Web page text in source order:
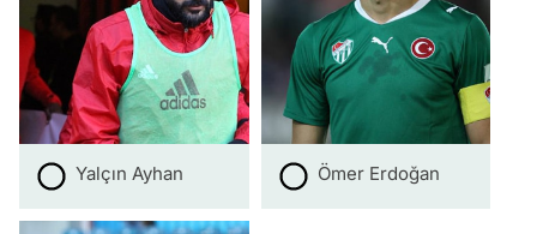
Yalçın Ayhan Ömer Erdoğan